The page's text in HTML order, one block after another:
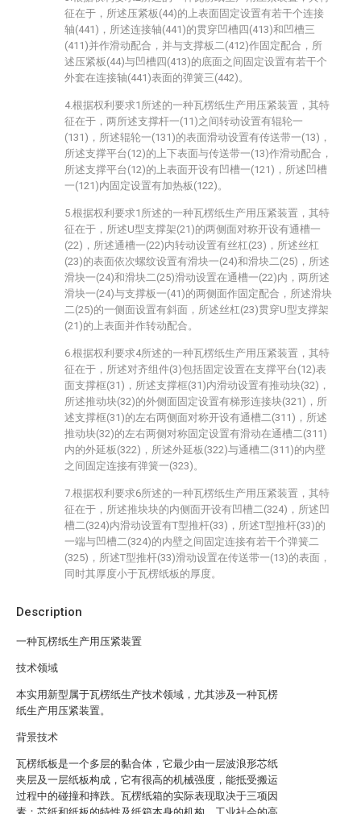
Description
一种瓦楞纸生产用压紧装置
技术领域
本实用新型属于瓦楞纸生产技术领域，尤其涉及一种瓦楞
纸生产用压紧装置。
背景技术
瓦楞纸板是一个多层的黏合体，它最少由一层波浪形芯纸
夹层及一层纸板构成，它有很高的机械强度，能抵受搬运
过程中的碰撞和摔跌。瓦楞纸箱的实际表现取决于三项因
征在于，所述压紧板(44)的上表面固定设置有若干个连接
轴(441)，所述连接轴(441)的贯穿凹槽四(413)和凹槽三
(411)并作滑动配合，并与支撑板二(412)作固定配合，所
述压紧板(44)与凹槽四(413)的底面之间固定设置有若干个
外套在连接轴(441)表面的弹簧三(442)。
4.根据权利要求1所述的一种瓦楞纸生产用压紧装置，其特
征在于，两所述支撑杆一(11)之间转动设置有辊轮一
(131)，所述辊轮一(131)的表面滑动设置有传送带一(13)，
所述支撑平台(12)的上下表面与传送带一(13)作滑动配合，
所述支撑平台(12)的上表面开设有凹槽一(121)，所述凹槽
一(121)内固定设置有加热板(122)。
5.根据权利要求1所述的一种瓦楞纸生产用压紧装置，其特
征在于，所述U型支撑架(21)的两侧面对称开设有通槽一
(22)，所述通槽一(22)内转动设置有丝杠(23)，所述丝杠
(23)的表面依次螺纹设置有滑块一(24)和滑块二(25)，所述
滑块一(24)和滑块二(25)滑动设置在通槽一(22)内，两所述
滑块一(24)与支撑板一(41)的两侧面作固定配合，所述滑块
二(25)的一侧面设置有斜面，所述丝杠(23)贯穿U型支撑架
(21)的上表面并作转动配合。
6.根据权利要求4所述的一种瓦楞纸生产用压紧装置，其特
征在于，所述对齐组件(3)包括固定设置在支撑平台(12)表
面支撑框(31)，所述支撑框(31)内滑动设置有推动块(32)，
所述推动块(32)的外侧面固定设置有梯形连接块(321)，所
述支撑框(31)的左右两侧面对称开设有通槽二(311)，所述
推动块(32)的左右两侧对称固定设置有滑动在通槽二(311)
内的外延板(322)，所述外延板(322)与通槽二(311)的内壁
之间固定连接有弹簧一(323)。
7.根据权利要求6所述的一种瓦楞纸生产用压紧装置，其特
征在于，所述推块块的内侧面开设有凹槽二(324)，所述凹
槽二(324)内滑动设置有T型推杆(33)，所述T型推杆(33)的
一端与凹槽二(324)的内壁之间固定连接有若干个弹簧二
(325)，所述T型推杆(33)滑动设置在传送带一(13)的表面，
同时其厚度小于瓦楞纸板的厚度。